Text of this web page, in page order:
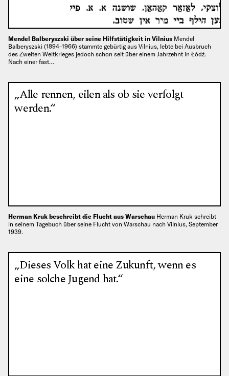
Mendel Balberyszski über seine Hilfstätigkeit in Vilnius Mendel
Balberyszski (1894–1966) stammte gebürtig aus Vilnius, lebte bei Ausbruch
des Zweiten Weltkrieges jedoch schon seit über einem Jahrzehnt in Łódź.
Nach einer fast…
„Alle rennen, eilen als ob sie verfolgt
werden.“
Herman Kruk beschreibt die Flucht aus Warschau Herman Kruk schreibt
in seinem Tagebuch über seine Flucht von Warschau nach Vilnius, September
1939.
„Dieses Volk hat eine Zukunft, wenn es
eine solche Jugend hat.“